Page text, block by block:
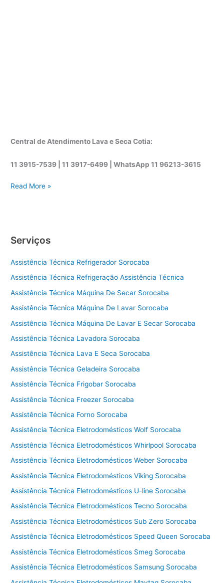
Central de Atendimento Lava e Seca Cotia:
11 3915-7539 | 11 3917-6499 |WhatsApp11 96213-3615
A
t
n
c
a
t
n
i
a
l
a
e
e
c
a
o
t
Read More »
Serviços
Assistência Técnica Refrigerador Sorocaba
Assistência Técnica Refrigeração Assistência Técnica
Assistência Técnica Máquina De Secar Sorocaba
Assistência Técnica Máquina De Lavar Sorocaba
Assistência Técnica Máquina De Lavar E Secar Sorocaba
Assistência Técnica Lavadora Sorocaba
Assistência Técnica Lava E Seca Sorocaba
Assistência Técnica Geladeira Sorocaba
Assistência Técnica Frigobar Sorocaba
Assistência Técnica Freezer Sorocaba
Assistência Técnica Forno Sorocaba
Assistência Técnica Eletrodomésticos Wolf Sorocaba
Assistência Técnica Eletrodomésticos Whirlpool Sorocaba
Assistência Técnica Eletrodomésticos Weber Sorocaba
Assistência Técnica Eletrodomésticos Viking Sorocaba
Assistência Técnica Eletrodomésticos U-line Sorocaba
Assistência Técnica Eletrodomésticos Tecno Sorocaba
Assistência Técnica Eletrodomésticos Sub Zero Sorocaba
Assistência Técnica Eletrodomésticos Speed Queen Sorocaba
Assistência Técnica Eletrodomésticos Smeg Sorocaba
Assistência Técnica Eletrodomésticos Samsung Sorocaba